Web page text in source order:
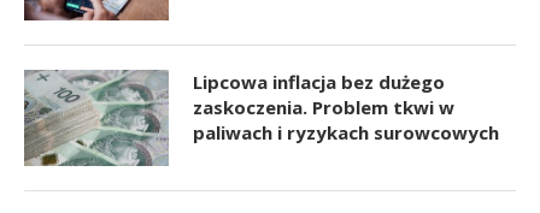
Lipcowa inflacja bez dużego
zaskoczenia. Problem tkwi w
paliwach i ryzykach surowcowych